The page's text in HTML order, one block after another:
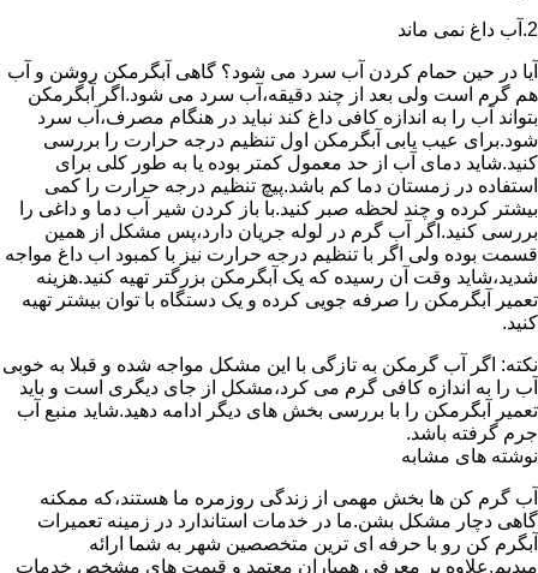
2.آب داغ نمی ماند
آیا در حین حمام کردن آب سرد می شود؟ گاهی آبگرمکن روشن و آب
هم گرم است ولی بعد از چند دقیقه،آب سرد می شود.اگر آبگرمکن
بتواند آب را به اندازه کافی داغ کند نباید در هنگام مصرف،آب سرد
شود.برای عیب یابی آبگرمکن اول تنظیم درجه حرارت را بررسی
کنید.شاید دمای آب از حد معمول کمتر بوده یا به طور کلی برای
استفاده در زمستان دما کم باشد.پیچ تنظیم درجه حرارت را کمی
بیشتر کرده و چند لحظه صبر کنید.با باز کردن شیر آب دما و داغی را
بررسی کنید.اگر آب گرم در لوله جریان دارد،پس مشکل از همین
قسمت بوده ولی اگر با تنظیم درجه حرارت نیز با کمبود اب داغ مواجه
شدید،شاید وقت آن رسیده که یک آبگرمکن بزرگتر تهیه کنید.هزینه
تعمیر آبگرمکن را صرفه جویی کرده و یک دستگاه با توان بیشتر تهیه
کنید.
نکته: اگر آب گرمکن به تازگی با این مشکل مواجه شده و قبلا به خوبی
آب را به اندازه کافی گرم می کرد،مشکل از جای دیگری است و باید
تعمیر آبگرمکن را با بررسی بخش های دیگر ادامه دهید.شاید منبع آب
جرم گرفته باشد.
نوشته های مشابه
آب گرم کن ها بخش مهمی از زندگی روزمره ما هستند،که ممکنه
گاهی دچار مشکل بشن.ما در خدمات استاندارد در زمینه تعمیرات
آبگرم کن رو با حرفه ای ترین متخصصین شهر به شما ارائه
میدیم.علاوه بر معرفی همیاران معتمد و قیمت های مشخص خدمات